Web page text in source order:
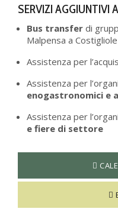
SERVIZI AGGIUNTIVI
Bus transfer di
Malpensa a Costigliole
Assistenza per
Assistenza per
enogastronomici
Assistenza per
e fiere di settore